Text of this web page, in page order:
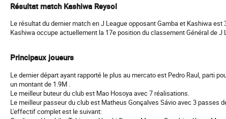
Résultat match Kashiwa Reysol
Le résultat du dernier match en J League opposant Gamba et Kashiwa est
Kashiwa occupe actuellement la 17e position du classement Général de J
Principaux joueurs
Le dernier départ ayant rapporté le plus au mercato est Pedro Raul, parti
un montant de 1.9M .
Le meilleur buteur du club est Mao Hosoya avec 7 réalisations.
Le meilleur passeur du club est Matheus Gonçalves Sávio avec 3 passes
L'effectif complet est le suivant: